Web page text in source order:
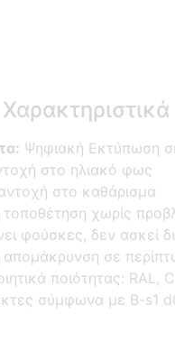
Ψηφιακή Εκτύπωση
στο ηλιακό φως
στο καθάρισμα
χωρίς
φούσκες, δεν ασκεί
σε
ποιότητας: RAL,
σύμφωνα με B-s1